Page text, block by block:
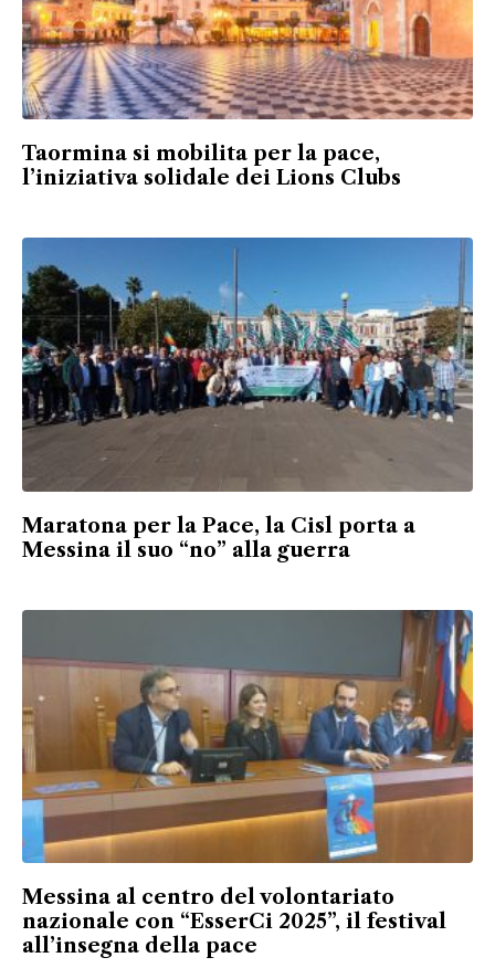
Taormina si mobilita per la pace,
l’iniziativa solidale dei Lions Clubs
Maratona per la Pace, la Cisl porta a
Messina il suo “no” alla guerra
Messina al centro del volontariato
nazionale con “EsserCi 2025”, il festival
all’insegna della pace